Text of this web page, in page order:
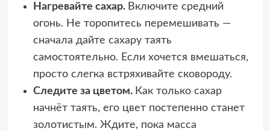
Нагревайте сахар. Включите средний
огонь. Не торопитесь перемешивать —
сначала дайте сахару таять
самостоятельно. Если хочется вмешаться,
просто слегка встряхивайте сковороду.
Следите за цветом. Как только сахар
начнёт таять, его цвет постепенно станет
золотистым. Ждите, пока масса